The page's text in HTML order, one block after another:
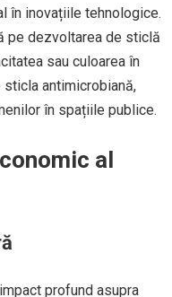
în inovațiile tehnologice.
pe dezvoltarea de sticlă
sau culoarea în
antimicrobiană,
în spațiile publice.
al
profund asupra